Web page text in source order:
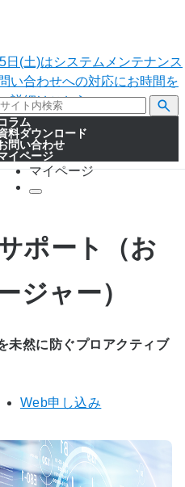
日(土)はシステムメンテナンス
い合わせへの対応にお時間を
詳細はこちら。
ラム
料ダウンロード
問い合わせ
イページ
マイページ
ポート（お
ジャー）
未然に防ぐプロアクティブ
Web申し込み